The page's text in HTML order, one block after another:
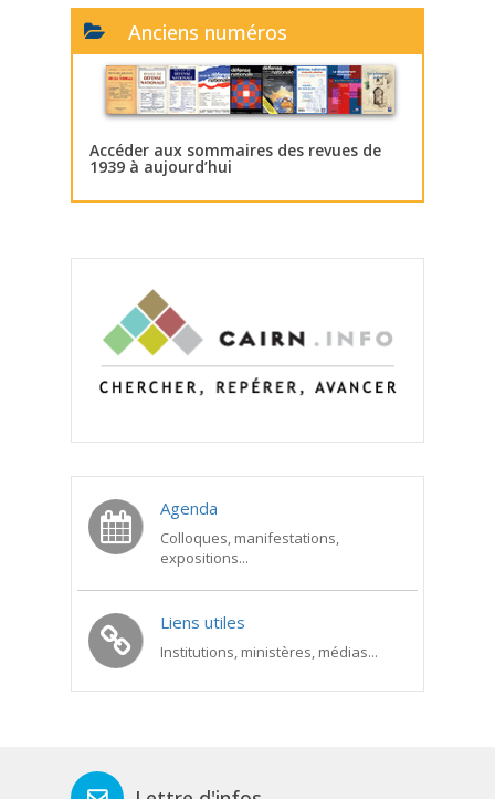
Anciens numéros
Accéder aux sommaires des revues de
1939 à aujourd’hui
Agenda
Colloques, manifestations,
expositions...
Liens utiles
Institutions, ministères, médias...